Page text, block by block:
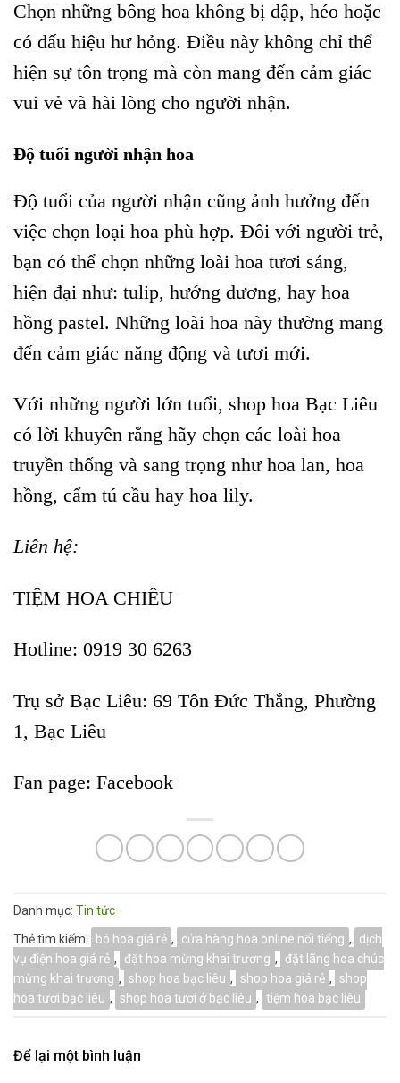
Chọn những bông hoa không bị dập, héo hoặc
có dấu hiệu hư hỏng. Điều này không chỉ thể
hiện sự tôn trọng mà còn mang đến cảm giác
vui vẻ và hài lòng cho người nhận.
Độ tuổi người nhận hoa
Độ tuổi của người nhận cũng ảnh hưởng đến
việc chọn loại hoa phù hợp. Đối với người trẻ,
bạn có thể chọn những loài hoa tươi sáng,
hiện đại như: tulip, hướng dương, hay hoa
hồng pastel. Những loài hoa này thường mang
đến cảm giác năng động và tươi mới.
Với những người lớn tuổi, shop hoa Bạc Liêu
có lời khuyên rằng hãy chọn các loài hoa
truyền thống và sang trọng như hoa lan, hoa
hồng, cẩm tú cầu hay hoa lily.
Liên hệ:
TIỆM HOA CHIÊU
Hotline: 0919 30 6263
Trụ sở Bạc Liêu: 69 Tôn Đức Thắng, Phường
1, Bạc Liêu
Fan page: Facebook
Danh mục: Tin tức
Thẻ tìm kiếm:
bó hoa giá rẻ , cửa hàng hoa online nổi tiếng ,
dịch
vụ điện hoa giá rẻ , đặt hoa mừng khai trương ,
đặt lãng hoa chúc
mừng khai trương , shop hoa bạc liêu , shop hoa giá rẻ , shop
hoa tươi bạc liêu , shop hoa tươi ở bạc liêu , tiệm hoa bạc liêu
Để lại một bình luận